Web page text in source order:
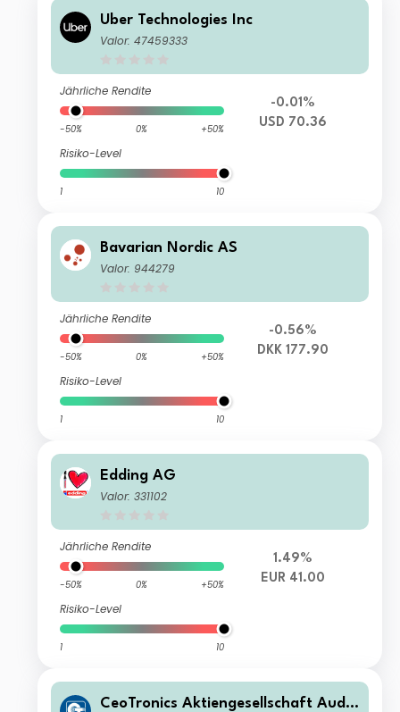
Uber Technologies Inc
Valor: 47459333
Jährliche Rendite
-50% 0% +50%
Risiko-Level
1 10
-0.01%
USD 70.36
Bavarian Nordic AS
Valor: 944279
Jährliche Rendite
-50% 0% +50%
Risiko-Level
1 10
-0.56%
DKK 177.90
Edding AG
Valor: 331102
Jährliche Rendite
-50% 0% +50%
Risiko-Level
1 10
1.49%
EUR 41.00
CeoTronics Aktiengesellschaft Audio